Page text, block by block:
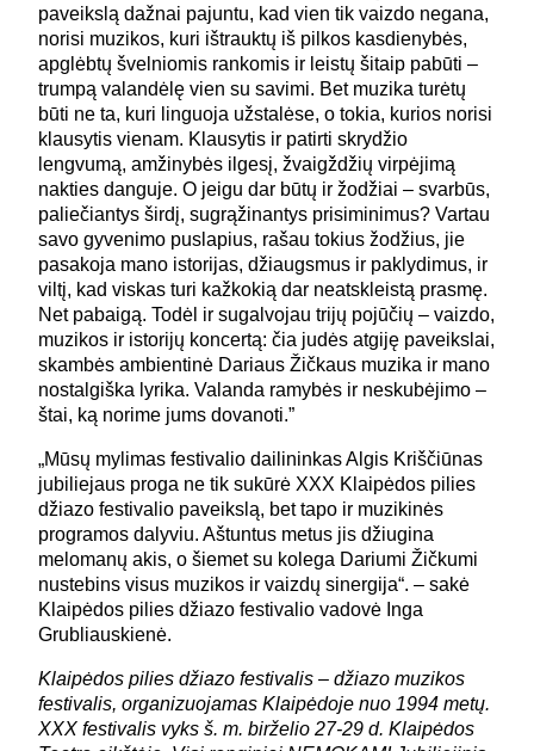
paveikslą dažnai pajuntu, kad vien tik vaizdo negana,
norisi muzikos, kuri ištrauktų iš pilkos kasdienybės,
apglėbtų švelniomis rankomis ir leistų šitaip pabūti –
trumpą valandėlę vien su savimi. Bet muzika turėtų
būti ne ta, kuri linguoja užstalėse, o tokia, kurios norisi
klausytis vienam. Klausytis ir patirti skrydžio
lengvumą, amžinybės ilgesį, žvaigždžių virpėjimą
nakties danguje. O jeigu dar būtų ir žodžiai – svarbūs,
paliečiantys širdį, sugrąžinantys prisiminimus? Vartau
savo gyvenimo puslapius, rašau tokius žodžius, jie
pasakoja mano istorijas, džiaugsmus ir paklydimus, ir
viltį, kad viskas turi kažkokią dar neatskleistą prasmę.
Net pabaigą. Todėl ir sugalvojau trijų pojūčių – vaizdo,
muzikos ir istorijų koncertą: čia judės atgiję paveikslai,
skambės ambientinė Dariaus Žičkaus muzika ir mano
nostalgiška lyrika. Valanda ramybės ir neskubėjimo –
štai, ką norime jums dovanoti.”
„Mūsų mylimas festivalio dailininkas Algis Kriščiūnas
jubiliejaus proga ne tik sukūrė XXX Klaipėdos pilies
džiazo festivalio paveikslą, bet tapo ir muzikinės
programos dalyviu. Aštuntus metus jis džiugina
melomanų akis, o šiemet su kolega Dariumi Žičkumi
nustebins visus muzikos ir vaizdų sinergija“. – sakė
Klaipėdos pilies džiazo festivalio vadovė Inga
Grubliauskienė.
Klaipėdos pilies džiazo festivalis – džiazo muzikos
festivalis, organizuojamas Klaipėdoje nuo 1994 metų.
XXX festivalis vyks š. m. birželio 27-29 d. Klaipėdos